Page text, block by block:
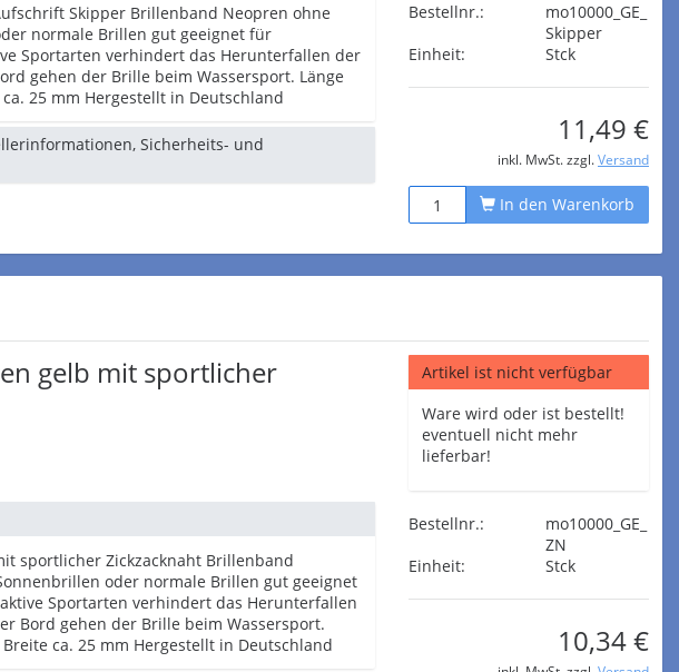
Skipper Brillenband Neopren ohne
normale Brillen gut geeignet für
Sportarten verhindert das Herunterfallen der
gehen der Brille beim Wassersport. Länge
25 mm Hergestellt in Deutschland
Sicherheits- und
Bestellnr.:
mo10000_GE_
Skipper
Einheit:
Stck
11,49 €
inkl. MwSt. zzgl. Versand
In den Warenkorb
gelb mit sportlicher
sportlicher Zickzacknaht Brillenband
oder normale Brillen gut geeignet
Sportarten verhindert das Herunterfallen
Bord gehen der Brille beim Wassersport.
ca. 25 mm Hergestellt in Deutschland
Artikel ist nicht verfügbar
Ware wird oder ist bestellt!
eventuell nicht mehr
lieferbar!
Bestellnr.:
mo10000_GE_
ZN
Einheit:
Stck
10,34 €